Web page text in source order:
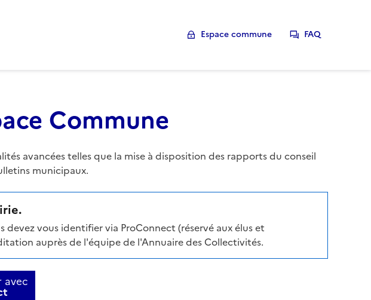
Espace commune FAQ
Commune
avancées telles que la mise à disposition des rapports du conseil
municipaux.
vous identifier via ProConnect (réservé aux élus et
auprès de l'équipe de l'Annuaire des Collectivités.
avec